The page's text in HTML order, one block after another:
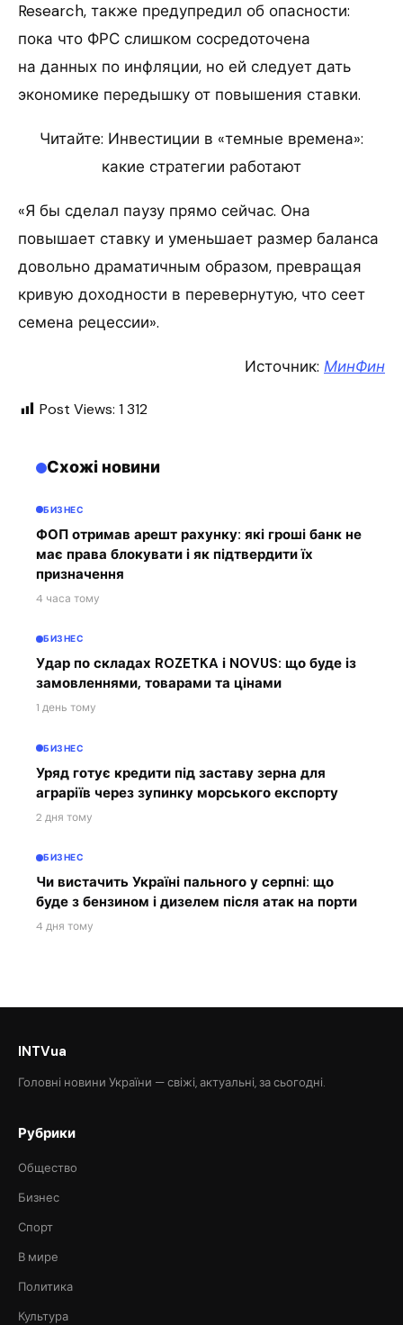
Research, также предупредил об опасности:
пока что ФРС слишком сосредоточена
на данных по инфляции, но ей следует дать
экономике передышку от повышения ставки.
Читайте: Инвестиции в «темные времена»:
какие стратегии работают
«Я бы сделал паузу прямо сейчас. Она
повышает ставку и уменьшает размер баланса
довольно драматичным образом, превращая
кривую доходности в перевернутую, что сеет
семена рецессии».
Источник: МинФин
Post Views: 1 312
Схожі новини
БИЗНЕС
ФОП отримав арешт рахунку: які гроші банк не
має права блокувати і як підтвердити їх
призначення
4 часа тому
БИЗНЕС
Удар по складах ROZETKA і NOVUS: що буде із
замовленнями, товарами та цінами
1 день тому
БИЗНЕС
Уряд готує кредити під заставу зерна для
аграріїв через зупинку морського експорту
2 дня тому
БИЗНЕС
Чи вистачить Україні пального у серпні: що
буде з бензином і дизелем після атак на порти
4 дня тому
INTVua
Головні новини України — свіжі, актуальні, за сьогодні.
Рубрики
Общество
Бизнес
Спорт
В мире
Политика
Культура